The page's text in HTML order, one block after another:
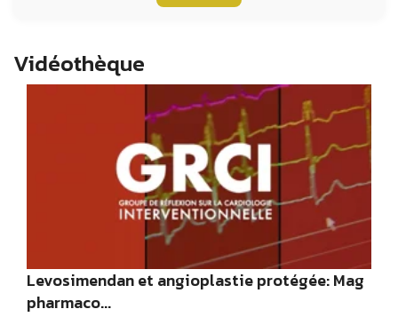
Vidéothèque
Levosimendan et angioplastie protégée: Mag
pharmaco...